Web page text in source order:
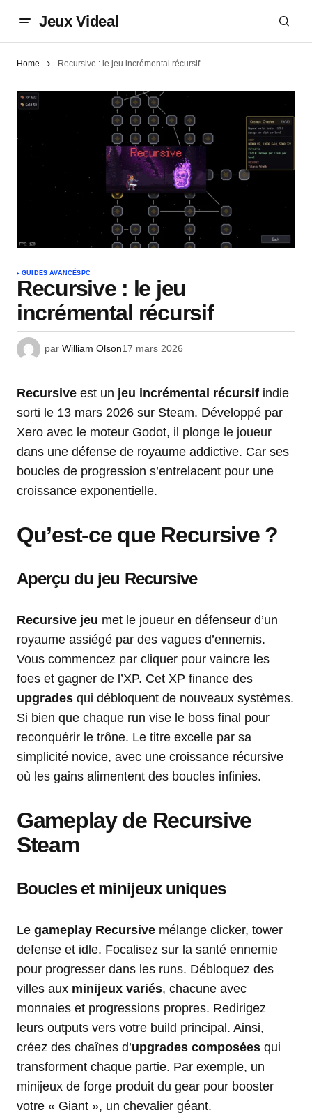
Jeux Videal
Home Recursive : le jeu incrémental récursif
GUIDES AVANCÉS PC
Recursive : le jeu
incrémental récursif
par William Olson17 mars 2026
Recursive est un jeu incrémental récursif indie
sorti le 13 mars 2026 sur Steam. Développé par
Xero avec le moteur Godot, il plonge le joueur
dans une défense de royaume addictive. Car ses
boucles de progression s’entrelacent pour une
croissance exponentielle.
Qu’est-ce que Recursive?
Aperçu du jeu Recursive
Recursive jeu met le joueur en défenseur d’un
royaume assiégé par des vagues d’ennemis.
Vous commencez par cliquer pour vaincre les
foes et gagner de l’XP. Cet XP finance des
upgrades qui débloquent de nouveaux systèmes.
Si bien que chaque run vise le boss final pour
reconquérir le trône. Le titre excelle par sa
simplicité novice, avec une croissance récursive
où les gains alimentent des boucles infinies.
Gameplayde Recursive
Steam
Boucles et minijeux uniques
Le gameplay Recursive mélange clicker, tower
defense et idle. Focalisez sur la santé ennemie
pour progresser dans les runs. Débloquez des
villes aux minijeux variés, chacune avec
monnaies et progressions propres. Redirigez
leurs outputs vers votre build principal. Ainsi,
créez des chaînes d’upgrades composées qui
transforment chaque partie. Par exemple, un
minijeux de forge produit du gear pour booster
votre « Giant », un chevalier géant.